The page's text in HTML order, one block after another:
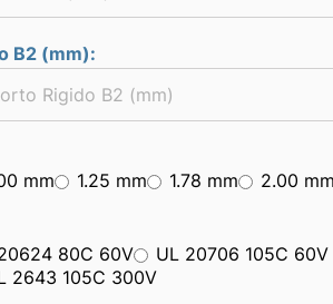
B2 (mm):
mm 1.25 mm 1.78 mm 2.00 mm
80C 60V
UL 20706 105C 60V
2643 105C 300V